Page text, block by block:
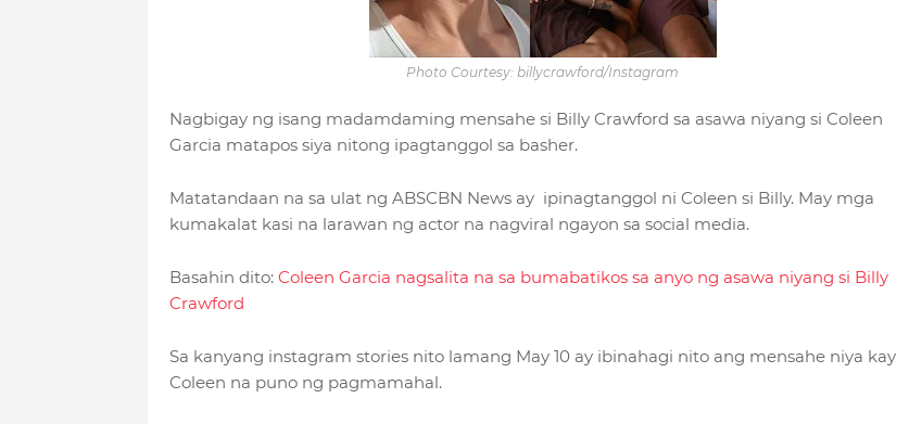
Photo Courtesy: billycrawford/Instagram
Nagbigay ng isang madamdaming mensahe si Billy Crawford sa asawa niyang si Coleen
Garcia matapos siya nitong ipagtanggol sa basher.
Matatandaan na sa ulat ng ABSCBN News ay ipinagtanggol ni Coleen si Billy. May mga
kumakalat kasi na larawan ng actor na nagviral ngayon sa social media.
Basahin dito: Coleen Garcia nagsalita na sa bumabatikos sa anyo ng asawa niyang si Billy
Crawford
Sa kanyang instagram stories nito lamang May 10 ay ibinahagi nito ang mensahe niya kay
Coleen na puno ng pagmamahal.